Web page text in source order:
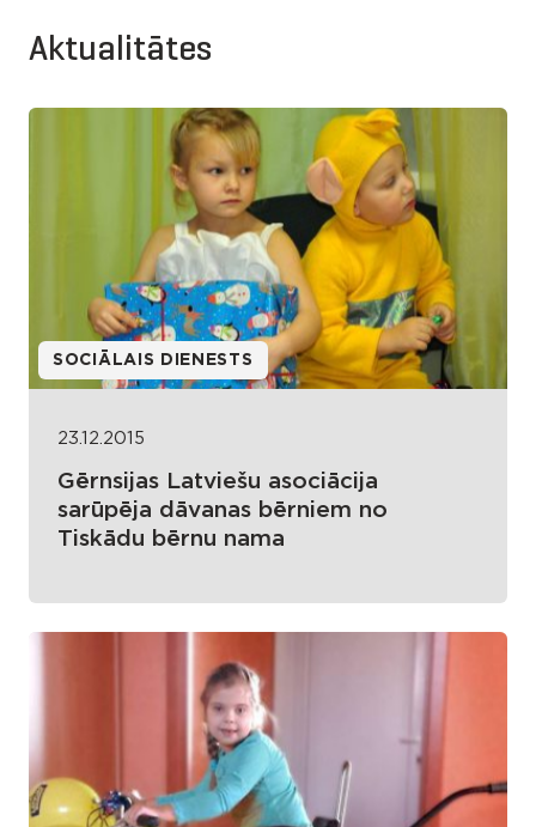
Aktualitātes
SOCIĀLAIS DIENESTS
23.12.2015
Gērnsijas Latviešu asociācija
sarūpēja dāvanas bērniem no
Tiskādu bērnu nama